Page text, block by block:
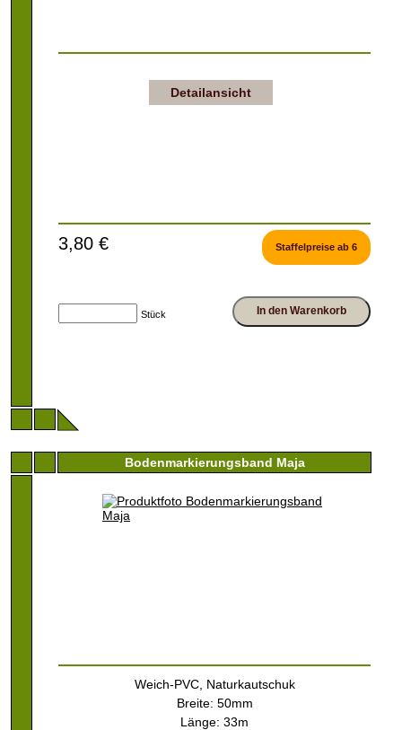
Detailansicht
3,80 € Staffelpreise ab 6
Stück In den Warenkorb
Bodenmarkierungsband Maja
Weich-PVC, Naturkautschuk
Breite: 50mm
Länge: 33m